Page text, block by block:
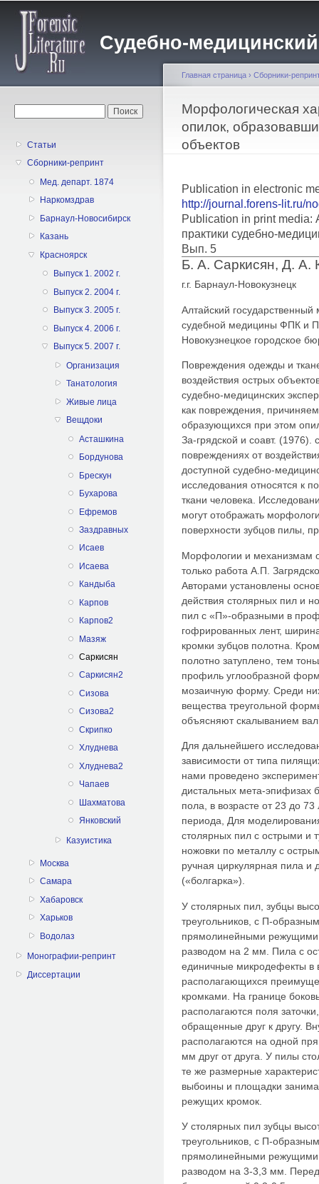
Судебно-
Статьи
Сборники-репринт
Мед. департ. 1874
Наркомздрав
Барнаул-Новосибирск
Казань
Красноярск
Выпуск 1. 2002 г.
Выпуск 2. 2004 г.
Выпуск 3. 2005 г.
Выпуск 4. 2006 г.
Выпуск 5. 2007 г.
Организация
Танатология
Живые лица
Вещдоки
Асташкина
Бордунова
Брескун
Бухарова
Ефремов
Заздравных
Исаев
Исаева
Кандыба
Карпов
Карпов2
Мазяж
Саркисян
Саркисян2
Сизова
Сизова2
Скрипко
Хлуднева
Хлуднева2
Чапаев
Шахматова
Янковский
Казуистика
Москва
Самара
Хабаровск
Харьков
Водолаз
Монографии-репринт
Диссертации
Вы здесь
Главная страница › Сборники-
Морфологическая
опилок,
объектов
Publication in electronic
http://journal.forens-lit.ru/
Publication in print media:
практики судебно-
Вып. 5
Б. А. Саркисян, Д. А.
г.г. Барнаул-Новокузнецк
Алтайский
судебной медицины ФПК и
Новокузнецкое городское
Повреждения одежды и
воздействия острых
судебно-медицинских
как повреждения,
образующихся при этом
За-грядской и соавт. (1976).
повреждениях от
доступной судебно-
исследования относятся к
ткани человека.
могут отображать
поверхности зубцов пилы,
Морфологии и механизмам
только работа А.П.
Авторами установлены
действия столярных пил и
пил с «П»-образными в
гофрированных лент,
кромки зубцов полотна.
полотно затуплено, тем
профиль углообразной
мозаичную форму. Среди
вещества треугольной
объясняют скалыванием
Для дальнейшего
зависимости от типа
нами проведено
дистальных мета-эпифизах
пола, в возрасте от 23 до
периода, Для
столярных пил с острыми и
ножовки по металлу с
ручная циркулярная пила
(«болгарка»).
У столярных пил, зубцы
треугольников, с П-
прямолинейными режущими
разводом на 2 мм. Пила с
единичные микродефекты в
располагающихся
кромками. На границе
располагаются поля
обращенные друг к другу.
располагаются на одной
мм друг от друга. У пилы
те же размерные
выбоины и площадки
режущих кромок.
У столярных пил зубцы
треугольников, с П-
прямолинейными
разводом на 3-3,3 мм.